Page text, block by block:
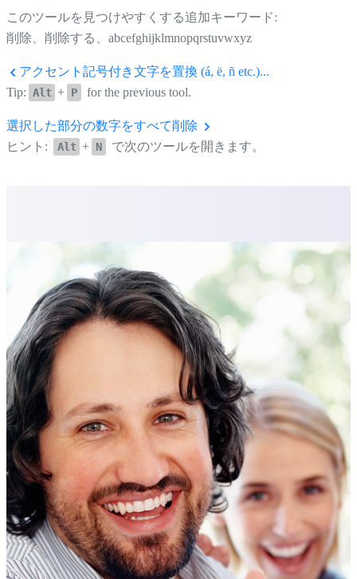
このツールを見つけやすくする追加キーワード:
削除、削除する、abcefghijklmnopqrstuvwxyz
アクセント記号付き文字を置換 (á, ë, ñ etc.)...
Tip: Alt + P for the previous tool.
選択した部分の数字をすべて削除
ヒント:
Alt + N で次のツールを開きます。